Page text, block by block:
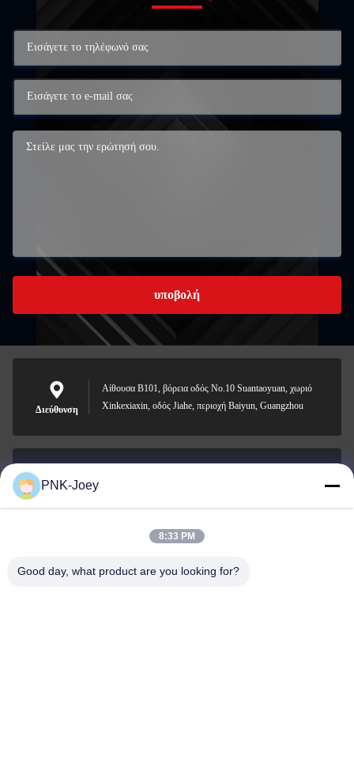
υποβολή
Διεύθυνση
Αίθουσα B101, βόρεια οδός No.10 Suantaoyuan, χωριό
Xinkexiaxin, οδός Jiahe, περιοχή Baiyun, Guangzhou
Ηλεκτρονικό
008613580404923
PNK-Joey
8:33 PM
Good day, what product are you looking for?